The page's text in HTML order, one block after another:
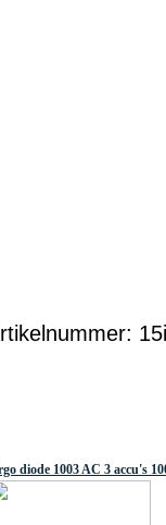
diode 1003 AC 3 accu's